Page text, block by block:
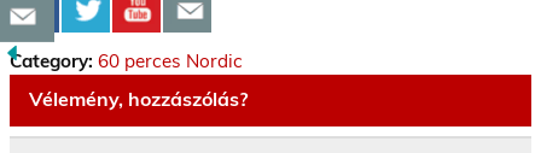
Category: 60 perces Nordic
Vélemény, hozzászólás?